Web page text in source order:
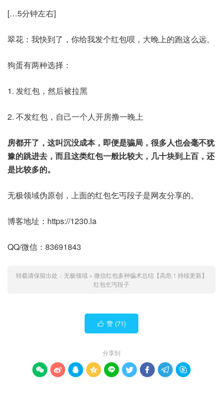
[…5分钟左右]
翠花：我快到了，你给我发个红包呗，大晚上的跑这么远。
狗蛋有两种选择：
1. 发红包，然后被拉黑
2. 不发红包，自己一个人开房撸一晚上
房都开了，这叫沉没成本，即便是骗局，很多人也会毫不犹
豫的跳进去，而且这类红包一般比较大，几十块到上百，还
是比较多的。
无极领域伪原创，上面的红包乞丐段子是网友分享的。
博客地址：https://1230.la
QQ/微信：83691843
转载请保留出处： 无极领域 » 微信红包多种骗术总结【高危！持续更新】
红包乞丐段子
 赞 (71)
分享到
        